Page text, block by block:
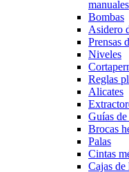
manuales
Bombas
Asidero
Prensas
Niveles
Reglas
Alicates
Guías
Brocas
Palas
Cintas
Cajas de